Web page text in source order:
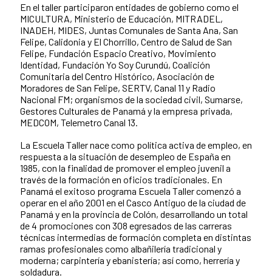
En el taller participaron entidades de gobierno como el
MICULTURA, Ministerio de Educación, MITRADEL,
INADEH, MIDES, Juntas Comunales de Santa Ana, San
Felipe, Calidonia y El Chorrillo, Centro de Salud de San
Felipe, Fundación Espacio Creativo, Movimiento
Identidad, Fundación Yo Soy Curundú, Coalición
Comunitaria del Centro Histórico, Asociación de
Moradores de San Felipe, SERTV, Canal 11 y Radio
Nacional FM; organismos de la sociedad civil, Sumarse,
Gestores Culturales de Panamá y la empresa privada,
MEDCOM, Telemetro Canal 13.
La Escuela Taller nace como política activa de empleo, en
respuesta a la situación de desempleo de España en
1985, con la finalidad de promover el empleo juvenil a
través de la formación en oficios tradicionales. En
Panamá el exitoso programa Escuela Taller comenzó a
operar en el año 2001 en el Casco Antiguo de la ciudad de
Panamá y en la provincia de Colón, desarrollando un total
de 4 promociones con 308 egresados de las carreras
técnicas intermedias de formación completa en distintas
ramas profesionales como albañilería tradicional y
moderna; carpintería y ebanistería; así como, herrería y
soldadura.